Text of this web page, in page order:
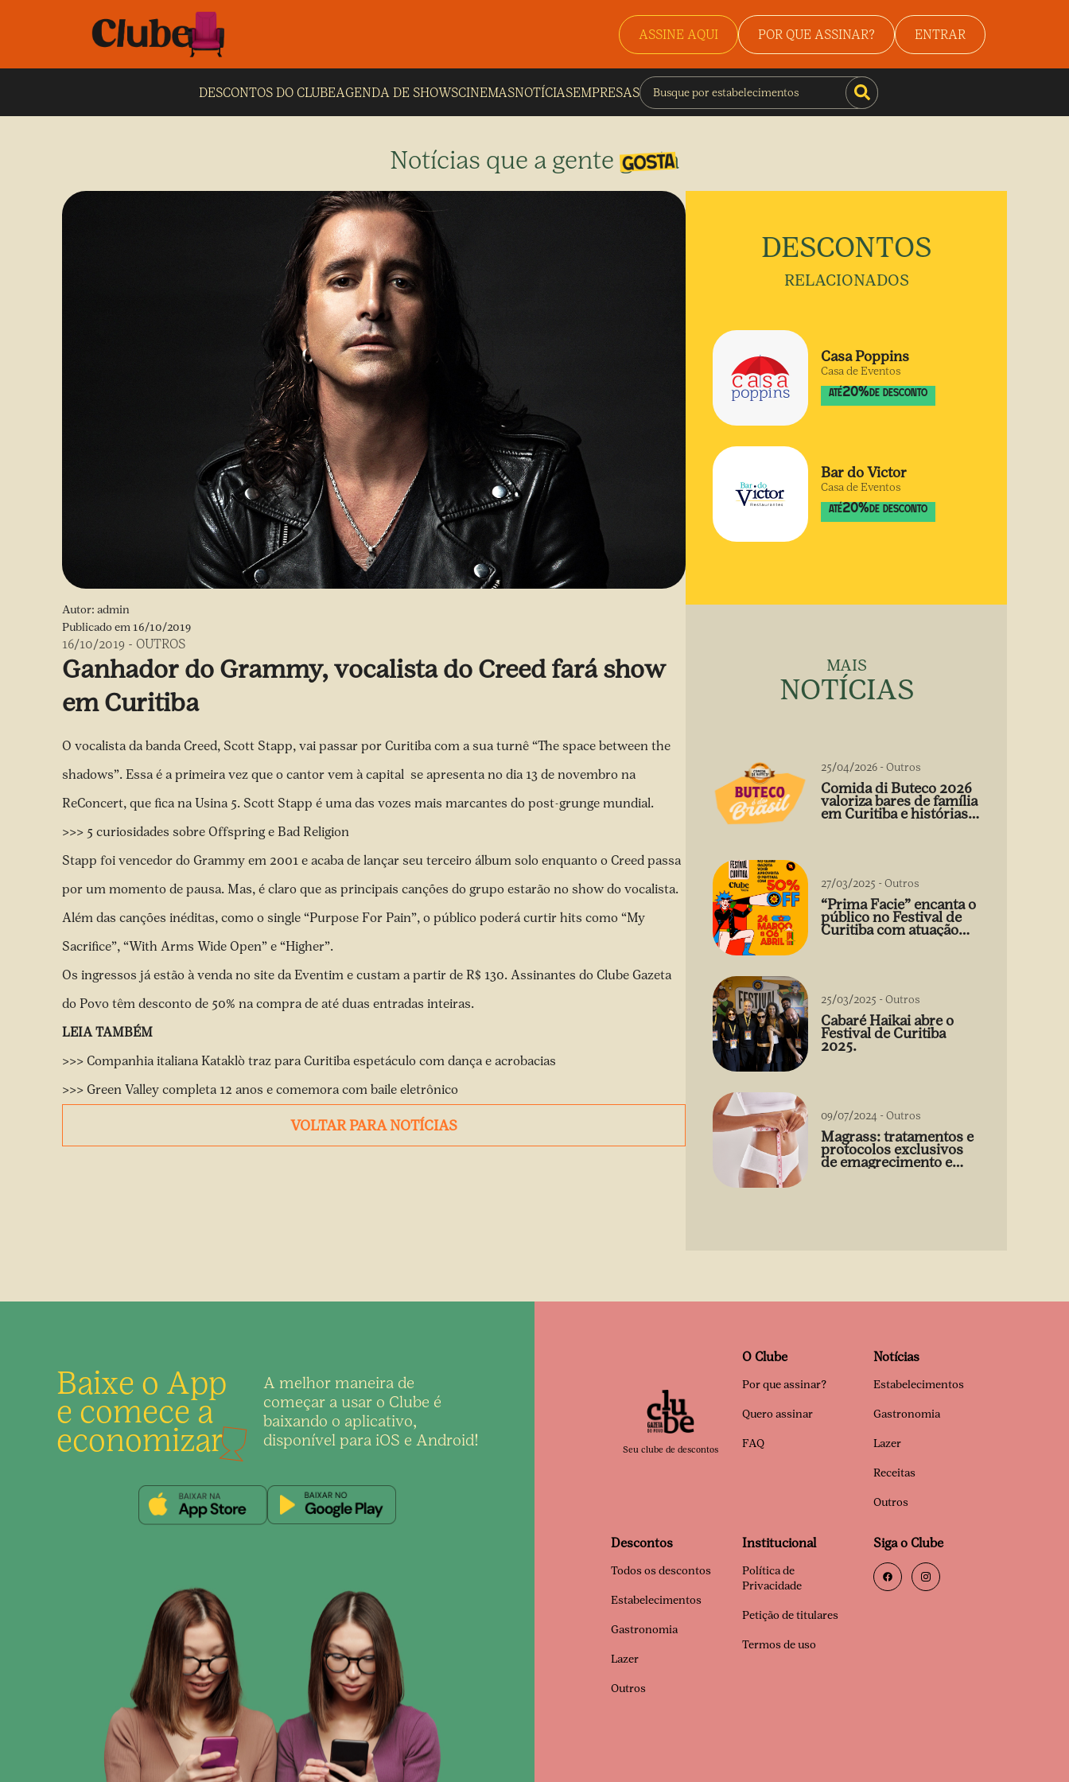
ASSINE AQUI POR QUE ASSINAR? ENTRAR
DESCONTOS DO CLUBEAGENDA DE SHOWSCINEMASNOTÍCIASEMPRESAS
Notícias que a gente gosta
Autor: admin
Publicado em16/10/2019
16/10/2019 - OUTROS
Ganhador do Grammy, vocalista do Creed fará show
em Curitiba
O vocalista da banda Creed, Scott Stapp, vai passar por Curitiba com a sua turnê “The space between the
shadows”. Essa é a primeira vez que o cantor vem à capital se apresenta no dia 13 de novembro na
ReConcert, que fica na Usina 5. Scott Stapp é uma das vozes mais marcantes do post-grunge mundial.
>>> 5 curiosidades sobre Offspring e Bad Religion
Stapp foi vencedor do Grammy em 2001 e acaba de lançar seu terceiro álbum solo enquanto o Creed passa
por um momento de pausa. Mas, é claro que as principais canções do grupo estarão no show do vocalista.
Além das canções inéditas, como o single “Purpose For Pain”, o público poderá curtir hits como “My
Sacrifice”, “With Arms Wide Open” e “Higher”.
Os ingressos já estão à venda no site da Eventim e custam a partir de R$ 130. Assinantes do Clube Gazeta
do Povo têm desconto de 50% na compra de até duas entradas inteiras.
LEIA TAMBÉM
>>> Companhia italiana Kataklò traz para Curitiba espetáculo com dança e acrobacias
>>> Green Valley completa 12 anos e comemora com baile eletrônico
VOLTAR PARA NOTÍCIAS
DESCONTOS
RELACIONADOS
Casa Poppins
Casa de Eventos
ATÉ20%DE DESCONTO
Bar do Victor
Casa de Eventos
ATÉ20%DE DESCONTO
MAIS
NOTÍCIAS
25/04/2026 -Outros
Comida di Buteco 2026
valoriza bares de família
em Curitiba e histórias
27/03/2025 -Outros
“Prima Facie” encanta o
público no Festival de
Curitiba com atuação
arrebatadora de Débora
25/03/2025 -Outros
Cabaré Haikai abre o
Festival de Curitiba
2025.
09/07/2024 -Outros
Magrass: tratamentos e
protocolos exclusivos
de emagrecimento e
estética sem uso de
Baixe o App
e comece a
economizar
A melhor maneira de
começar a usar o Clube é
baixando o aplicativo,
disponível para iOS e Android!
Seu clube de descontos
O Clube
Por que assinar?
Quero assinar
FAQ
Notícias
Estabelecimentos
Gastronomia
Lazer
Receitas
Outros
Descontos
Todos os descontos
Estabelecimentos
Gastronomia
Lazer
Outros
Institucional
Política de
Privacidade
Petição de titulares
Termos de uso
Siga o Clube